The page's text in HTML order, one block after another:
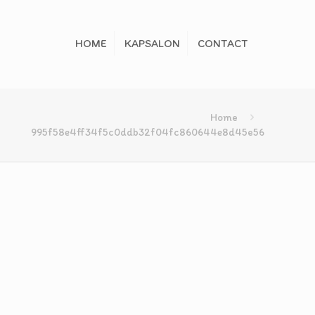
HOME KAPSALON CONTACT
Home
995f58e4ff34f5c0ddb32f04fc860644e8d45e56